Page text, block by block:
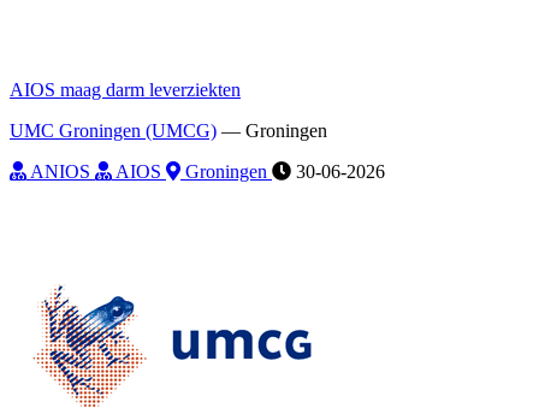
AIOS maag darm leverziekten
UMC Groningen (UMCG) — Groningen
ANIOS
AIOS Groningen 30-06-2026